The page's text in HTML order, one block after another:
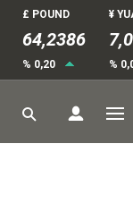
£ POUND
64,2386
% 0,20
¥
%